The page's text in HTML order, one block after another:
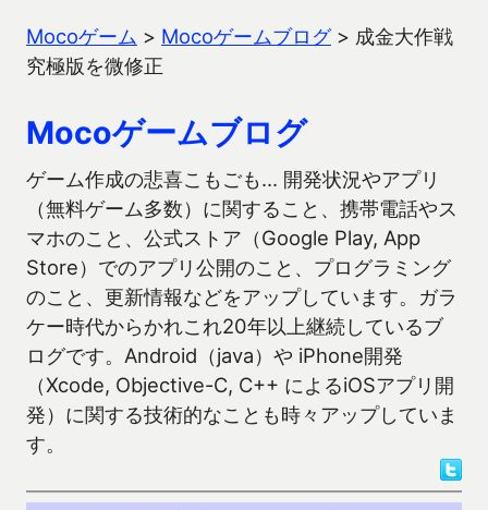
Mocoゲーム > Mocoゲームブログ> 成金大作戦
究極版を微修正
Mocoゲームブログ
ゲーム作成の悲喜こもごも… 開発状況やアプリ
（無料ゲーム多数）に関すること、携帯電話やス
マホのこと、公式ストア（Google Play, App
Store）でのアプリ公開のこと、プログラミング
のこと、更新情報などをアップしています。ガラ
ケー時代からかれこれ20年以上継続しているブ
ログです。Android（java）や iPhone開発
（Xcode, Objective-C, C++ によるiOSアプリ開
発）に関する技術的なことも時々アップしていま
す。